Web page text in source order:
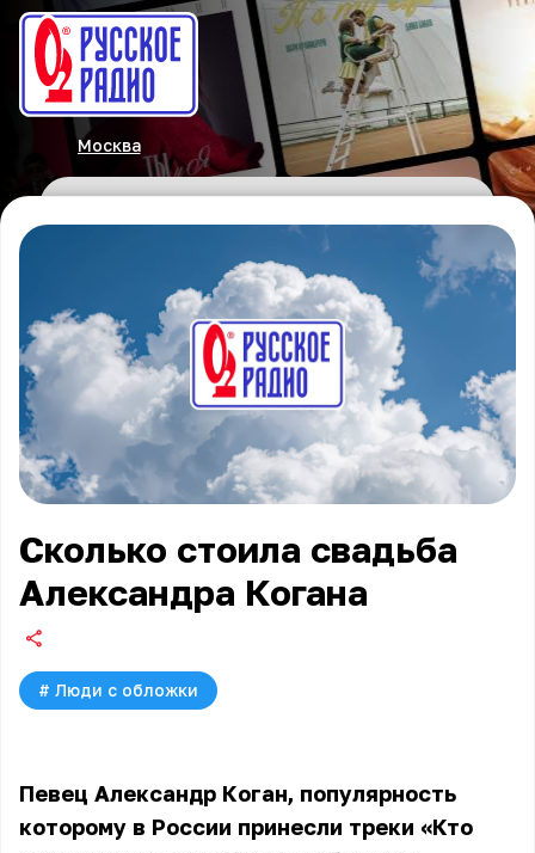
Москва
Сколько стоила свадьба
Александра Когана
# Люди с обложки
Певец Александр Коган, популярность
которому в России принесли треки «Кто